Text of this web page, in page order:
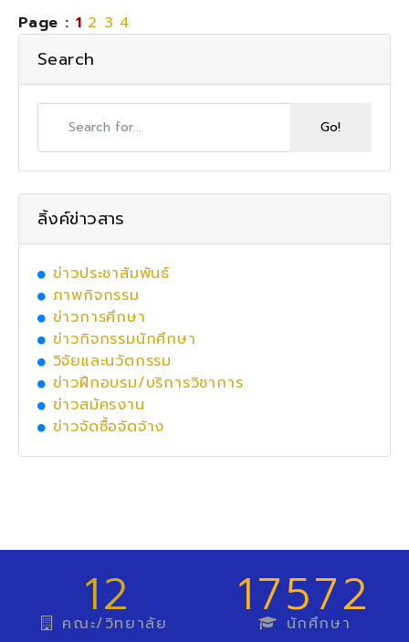
Page : 1 2 3 4
Search
ลิ้งค์ข่าวสาร
ข่าวประชาสัมพันธ์
ภาพกิจกรรม
ข่าวการศึกษา
ข่าวกิจกรรมนักศึกษา
วิจัยและนวัตกรรม
ข่าวฝึกอบรม/บริการวิชาการ
ข่าวสมัครงาน
ข่าวจัดซื้อจัดจ้าง
12
คณะ/วิทยาลัย 17572
นักศึกษา